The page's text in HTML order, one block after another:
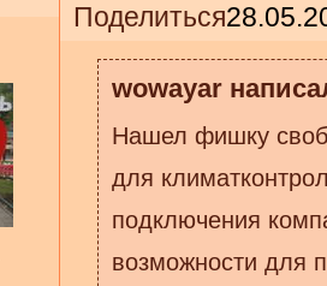
Поделиться
wowayar
Нашел фишку
для
подключения
возможности для